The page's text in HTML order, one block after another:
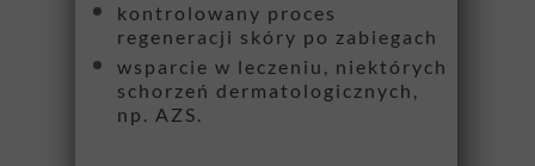
kontrolowany proces
regeneracji skóry po zabiegach
wsparcie w leczeniu, niektórych
schorzeń dermatologicznych,
np. AZS.